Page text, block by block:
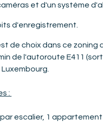
et d'un système
d'enregistrement.
de choix dans ce zoning
de l'autoroute E411
:
escalier, 1